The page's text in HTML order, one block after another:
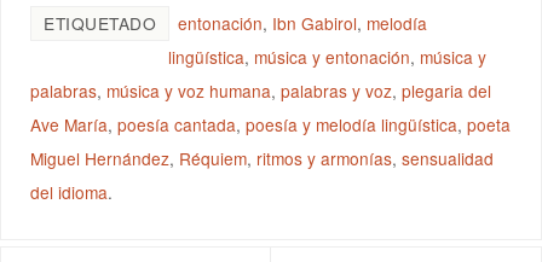
ETIQUETADO entonación, Ibn Gabirol, melodía
lingüística, música y entonación, música y
palabras, música y voz humana,palabras y voz,plegaria del
Ave María,poesía cantada,poesía y melodía lingüística,poeta
Miguel Hernández, Réquiem, ritmos y armonías,sensualidad
del idioma.